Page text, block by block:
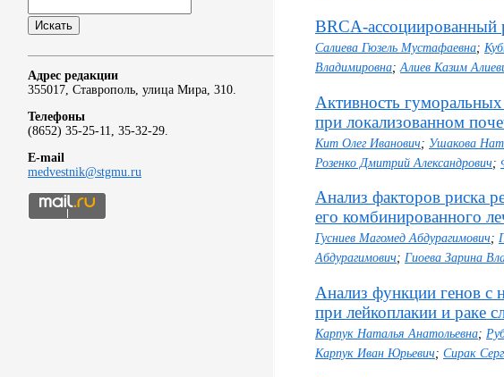
Адрес редакции
355017, Ставрополь, улица Мира, 310.
Телефоны
(8652) 35-25-11, 35-32-29.
E-mail
medvestnik@stgmu.ru
BRCA-ассоциированный
Салиева Гюзель Мустафаевна;
Владимировна; Алиев Казим
Активность
при локализованном
Кит Олег Иванович ; Ушакова
Розенко Дмитрий Александрович ;
Анализ факторов риска
его комбинированного
Гусниев Магомед Абдурагимович;
Абдурагимович; Гиоева Зарина
Анализ функции генов с
при лейкоплакии и раке
Карпук Наталья Анатольевна;
Карпук Иван Юрьевич ; Сирак